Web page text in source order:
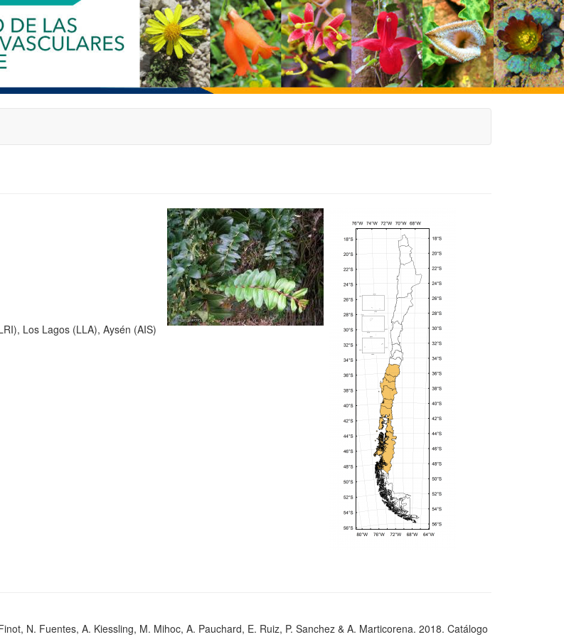
Los Lagos (LLA), Aysén (AIS)
N. Fuentes, A. Kiessling, M. Mihoc, A. Pauchard, E. Ruiz, P. Sanchez & A. Marticorena. 2018. Catálogo